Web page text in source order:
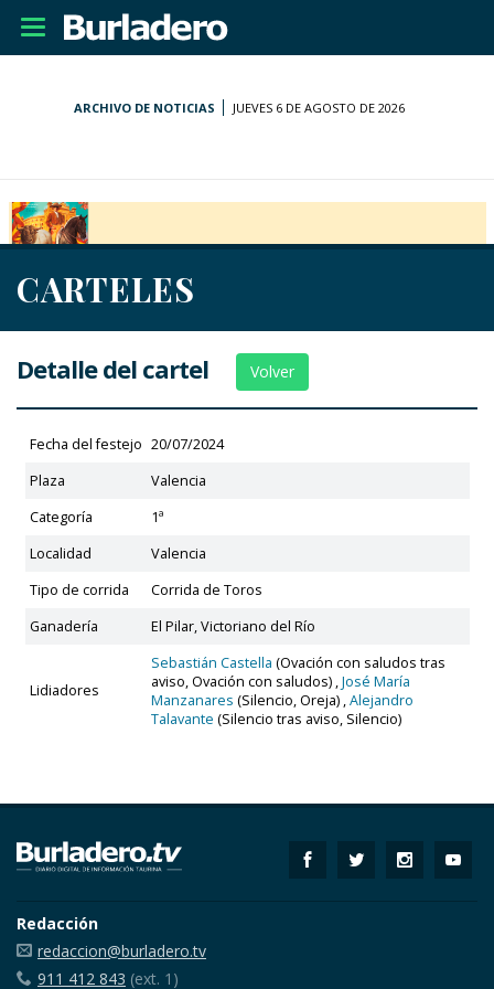
Desplegar
navegación
ARCHIVO DE NOTICIAS JUEVES 6 DE AGOSTO DE 2026
CARTELES
Detalle del cartel Volver
Fecha del festejo 20/07/2024
Plaza
Valencia
Categoría
1ª
Localidad
Valencia
Tipo de corrida
Corrida de Toros
Ganadería
El Pilar, Victoriano del Río
Lidiadores
Sebastián Castella (Ovación con saludos tras
aviso, Ovación con saludos) ,José María
Manzanares (Silencio, Oreja) ,Alejandro
Talavante (Silencio tras aviso, Silencio)
Redacción
redaccion@burladero.tv
911 412 843 (ext. 1)